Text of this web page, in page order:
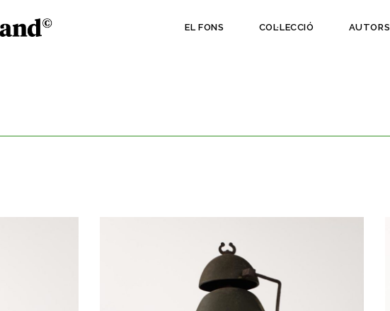
EL FONS COL·LECCIÓ AUTORS